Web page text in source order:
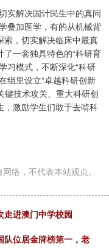
实解决国计民生中的真问
叠加医学，有的从机械背
索，切实解决临床中最真
一套独具特色的“科研育
习模式，不断深化“科研
组里设立“卓越科研创新
键技术攻关、重大科研创
，激励学生们敢于去啃科
络，不代表本站观点。
走进澳门中学校园
队位居金牌榜第一，老